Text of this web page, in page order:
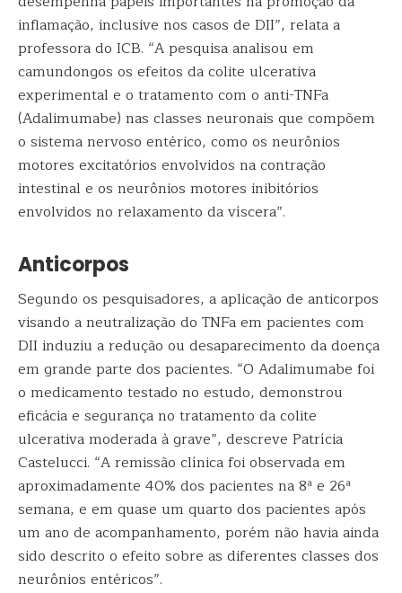
inflamação, inclusive nos casos de DII”, relata a
professora do ICB. “A pesquisa analisou em
camundongos os efeitos da colite ulcerativa
experimental e o tratamento com o anti-TNFa
(Adalimumabe) nas classes neuronais que compõem
o sistema nervoso entérico, como os neurônios
motores excitatórios envolvidos na contração
intestinal e os neurônios motores inibitórios
envolvidos no relaxamento da víscera”.
Anticorpos
Segundo os pesquisadores, a aplicação de anticorpos
visando a neutralização do TNFa em pacientes com
DII induziu a redução ou desaparecimento da doença
em grande parte dos pacientes. “O Adalimumabe foi
o medicamento testado no estudo, demonstrou
eficácia e segurança no tratamento da colite
ulcerativa moderada à grave”, descreve Patrícia
Castelucci. “A remissão clínica foi observada em
aproximadamente 40% dos pacientes na 8ª e 26ª
semana, e em quase um quarto dos pacientes após
um ano de acompanhamento, porém não havia ainda
sido descrito o efeito sobre as diferentes classes dos
neurônios entéricos”.